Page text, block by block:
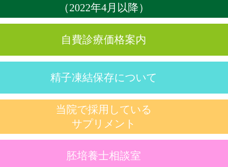
（2022年4月以降）
自費診療価格案内
精子凍結保存について
当院で採用している
サプリメント
胚培養士相談室